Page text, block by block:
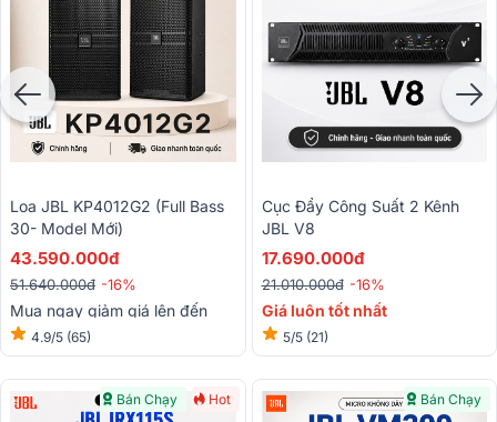
Loa JBL KP4012G2 (full Bass
30- Model Mới)
43.590.000đ
51.640.000đ -16%
Mua ngay giảm giá lên đến
15%4.9/5 (65)
Cục Đẩy Công Suất 2 Kênh
JBL V8
17.690.000đ
21.010.000đ -16%
Giá luôn tốt nhất
5/5 (21)
Bán Chạy Hot Bán Chạy